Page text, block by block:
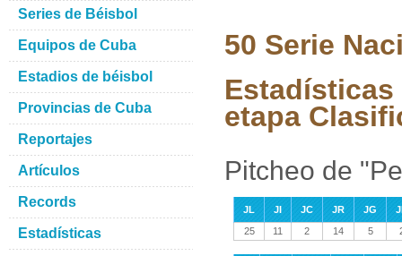
50 Serie
Estadísticas
etapa
Pitcheo de
JL JI JC JR JG
25
11 2 14 5
Series de Béisbol
Equipos de Cuba
Estadios de béisbol
Provincias de Cuba
Reportajes
Artículos
Records
Estadísticas